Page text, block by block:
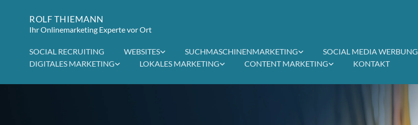
ROLF THIEMANN
Ihr Onlinemarketing Experte vor Ort
SOCIAL RECRUITING WEBSITES SUCHMASCHINENMARKETING
SOCIAL MEDIA WERBUNG
DIGITALES MARKETING
LOKALES MARKETING CONTENT MARKETING KONTAKT